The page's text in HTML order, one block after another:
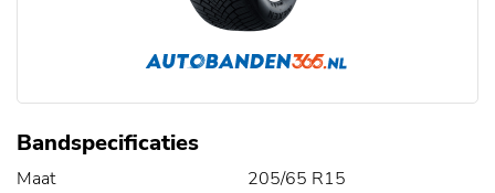
Bandspecificaties
Maat
205/65 R15